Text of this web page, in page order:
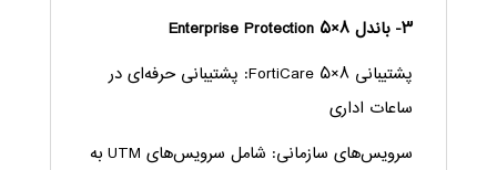
۳- باندل ۸×۵ Enterprise Protection
پشتیبانی ۸×۵ FortiCare: پشتیبانی حرفه‌ای در
ساعات اداری
سرویس‌های سازمانی: شامل سرویس‌های UTM به